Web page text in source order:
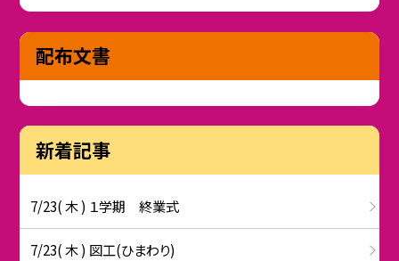
配布文書
新着記事
7/23( 木 ) １学期 終業式
7/23( 木 ) 図工(ひまわり)